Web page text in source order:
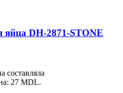
DH-2871-STONE
составляла
27 MDL.